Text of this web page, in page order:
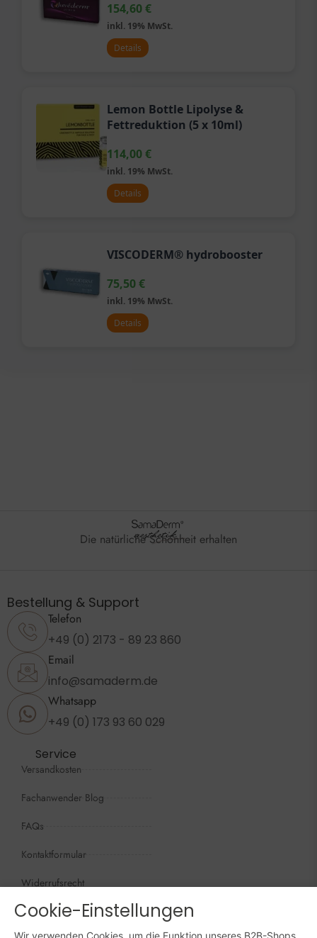
154,60€
inkl. 19% MwSt.
Details
Lemon Bottle Lipolyse &
Fettreduktion (5 x 10ml)
114,00€
inkl. 19% MwSt.
Details
VISCODERM® hydrobooster
75,50€
inkl. 19% MwSt.
Details
Die natürliche Schönheit erhalten
Bestellung & Support
Telefon
+49 (0) 2173 - 89 23 860
Email
info@samaderm.de
Whatsapp
+49 (0) 173 93 60 029
Service
Versandkosten
Fachanwender Blog
FAQs
Kontaktformular
Widerrufsrecht
Öffnungszeiten
Wir sind persönlich, für Sie da:
Cookie-Einstellungen
Wir verwenden Cookies, um die Funktion unseres B2B-Shops